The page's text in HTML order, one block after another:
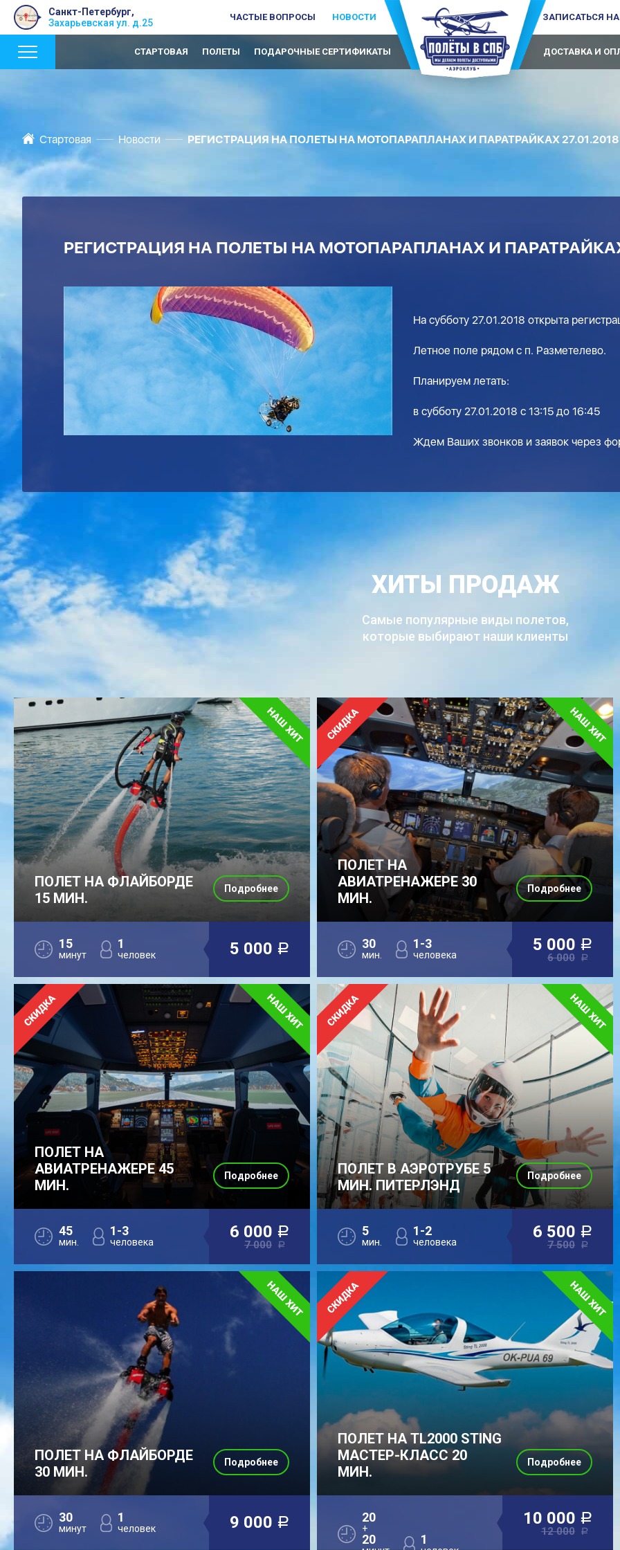
Санкт-Петербург,
Захарьевская ул. д.25
ЧАСТЫЕ ВОПРОСЫ НОВОСТИ ЗАПИСАТЬСЯ
СТАРТОВАЯ ПОЛЕТЫ ПОДАРОЧНЫЕ СЕРТИФИКАТЫ ДОСТАВКА И
Стартовая Новости РЕГИСТРАЦИЯ НА ПОЛЕТЫ НА МОТОПАРАПЛАНАХ И ПАРАТРАЙКАХ 27.01.2018
РЕГИСТРАЦИЯ НА ПОЛЕТЫ НА МОТОПАРАПЛАНАХ И ПАРАТРАЙКАХ
На субботу 27.01.2018 открыта
Летное поле рядом с п. Разметелево.
Планируем летать:
в субботу 27.01.2018 с 13:15 до 16:45
Ждем Ваших звонков и заявок через
ХИТЫ ПРОДАЖ
Самые популярные виды полетов,
которые выбирают наши клиенты
ПОЛЕТ НА ФЛАЙБОРДЕ
15 МИН.
15
минут
1
человек 5 000 a
Подробнее
ПОЛЕТ НА
АВИАТРЕНАЖЕРЕ 30
МИН.
30
мин.
1-3
человека
5 000 a
6 000 a
Подробнее
ПОЛЕТ НА
АВИАТРЕНАЖЕРЕ 45
МИН.
45
мин.
1-3
человека
6 000 a
7 000 a
Подробнее
ПОЛЕТ В АЭРОТРУБЕ 5
МИН. ПИТЕРЛЭНД
5
мин.
1-2
человека
6 500 a
7 500 a
Подробнее
ПОЛЕТ НА ФЛАЙБОРДЕ
30 МИН.
30
минут
1
человек 9 000 a
Подробнее
ПОЛЕТ НА TL2000 STING
МАСТЕР-КЛАСС 20
МИН.
20
+
20 1
10 000 a
12 000 a
Подробнее